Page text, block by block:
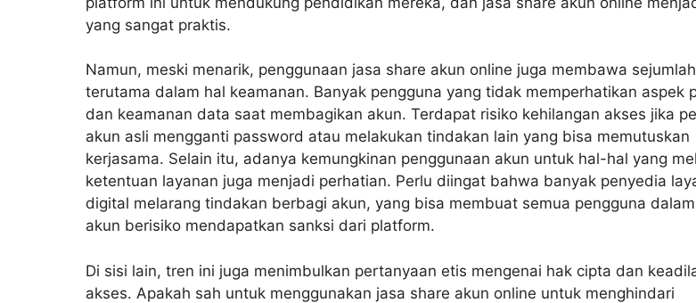
yang sangat praktis.
Namun, meski menarik, penggunaan jasa share akun online juga membawa
terutama dalam hal keamanan. Banyak pengguna yang tidak memperhatikan aspek
dan keamanan data saat membagikan akun. Terdapat risiko kehilangan akses jika
akun asli mengganti password atau melakukan tindakan lain yang bisa memutuskan
kerjasama. Selain itu, adanya kemungkinan penggunaan akun untuk hal-hal yang
ketentuan layanan juga menjadi perhatian. Perlu diingat bahwa banyak penyedia
digital melarang tindakan berbagi akun, yang bisa membuat semua pengguna
akun berisiko mendapatkan sanksi dari platform.
Di sisi lain, tren ini juga menimbulkan pertanyaan etis mengenai hak cipta dan
akses. Apakah sah untuk menggunakan jasa share akun online untuk menghindari